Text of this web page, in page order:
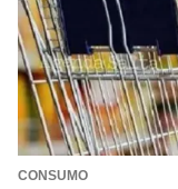
CONSUMO